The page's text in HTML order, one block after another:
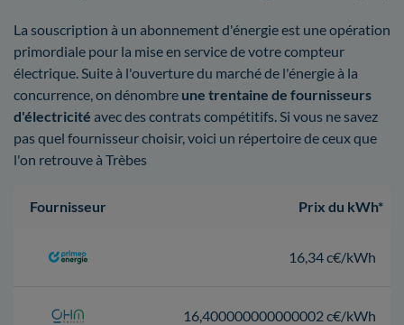
La souscription à un abonnement d'énergie est une opération
primordiale pour la mise en service de votre compteur
électrique. Suite à l'ouverture du marché de l'énergie à la
concurrence, on dénombre une trentaine de fournisseurs
d'électricité avec des contrats compétitifs. Si vous ne savez
pas quel fournisseur choisir, voici un répertoire de ceux que
l'on retrouve à Trèbes
Fournisseur Prix du kWh*
16,34 c€/kWh
16,400000000000002 c€/kWh